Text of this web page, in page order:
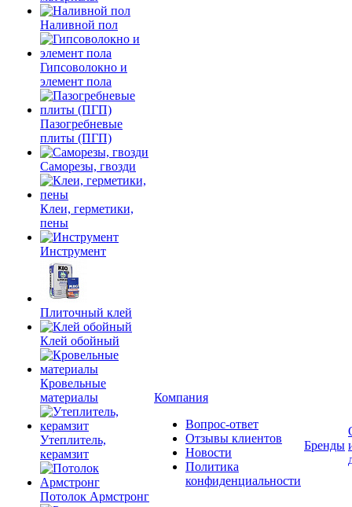
Наливной пол
Гипсоволокно и
элемент пола
Пазогребневые
плиты (ПГП)
Саморезы, гвозди
Клеи, герметики,
пены
Инструмент
Плиточный клей
Клей обойный
Кровельные
материалы
Утеплитель,
керамзит
Потолок Армстронг
Компания
Вопрос-ответ
Отзывы клиентов
Новости
Политика
конфиденциальности
Бренды